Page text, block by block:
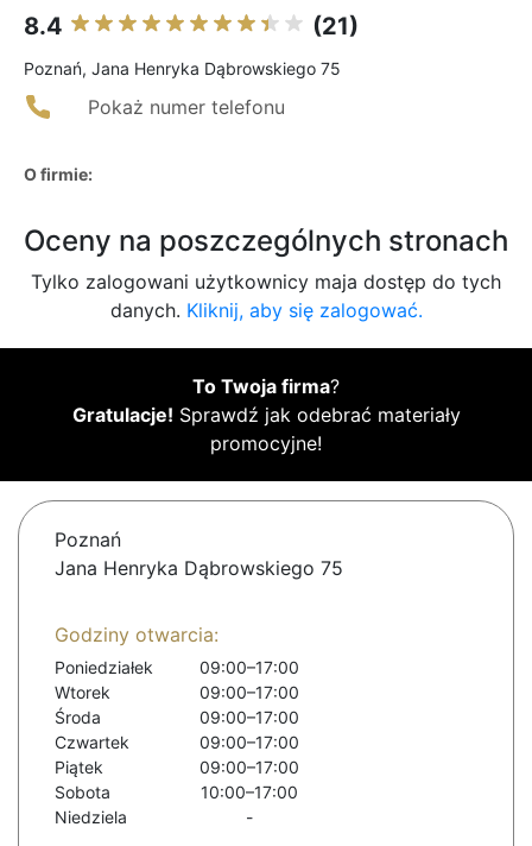
8.4 (21)
Poznań, Jana Henryka Dąbrowskiego 75
Pokaż numer telefonu
O firmie:
Oceny na poszczególnych stronach
Tylko zalogowani użytkownicy maja dostęp do tych
danych. Kliknij, aby się zalogować.
To Twoja firma?
Gratulacje! Sprawdź jak odebrać materiały
promocyjne!
Poznań
Jana Henryka Dąbrowskiego 75
Godziny otwarcia:
Poniedziałek
09:00–17:00
Wtorek
09:00–17:00
Środa
09:00–17:00
Czwartek
09:00–17:00
Piątek
09:00–17:00
Sobota
10:00–17:00
Niedziela
-